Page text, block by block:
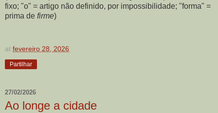
fixo; "o" = artigo não definido, por impossibilidade; "forma" =
prima de firme)
at fevereiro 28, 2026
Partilhar
27/02/2026
Ao longe a cidade